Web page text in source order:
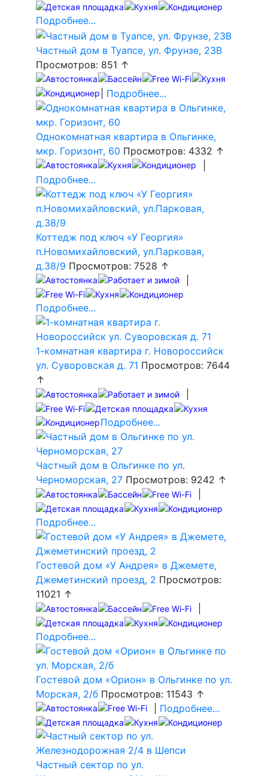
Подробнее...
Частный дом в Туапсе, ул. Фрунзе, 23В
Просмотров: 851 ↑
Подробнее...
Однокомнатная квартира в Ольгинке,
мкр. Горизонт, 60 Просмотров: 4332 ↑
Подробнее...
Коттедж под ключ «У Георгия»
п.Новомихайловский, ул.Парковая,
д.38/9 Просмотров: 7528 ↑
Подробнее...
1-комнатная квартира г. Новороссийск
ул. Суворовская д. 71 Просмотров: 7644
↑
Подробнее...
Частный дом в Ольгинке по ул.
Черноморская, 27 Просмотров: 9242 ↑
Подробнее...
Гостевой дом «У Андрея» в Джемете,
Джеметинский проезд, 2 Просмотров:
11021 ↑
Подробнее...
Гостевой дом «Орион» в Ольгинке по ул.
Морская, 2/б Просмотров: 11543 ↑
Подробнее...
Частный сектор по ул.